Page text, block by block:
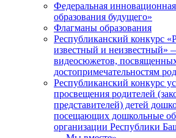
Федеральная
образования будущего»
Флагманы образования
Республиканский конкурс
известный и неизвестный»
видеосюжетов,
достопримечательностям
Республиканский конкурс
просвещения родителей
представителей) детей
посещающих дошкольные
организации Республики